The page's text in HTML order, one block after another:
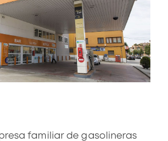
familiar de gasolineras